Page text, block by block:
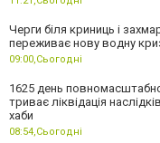
Черги біля криниць і
переживає нову водну
09:00,Сьогодні
1625 день
триває ліквідація
хаби
08:54,Сьогодні